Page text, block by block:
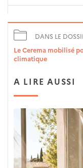
DANS LE
Le Cerema mobilisé
climatique
A LIRE AUSSI